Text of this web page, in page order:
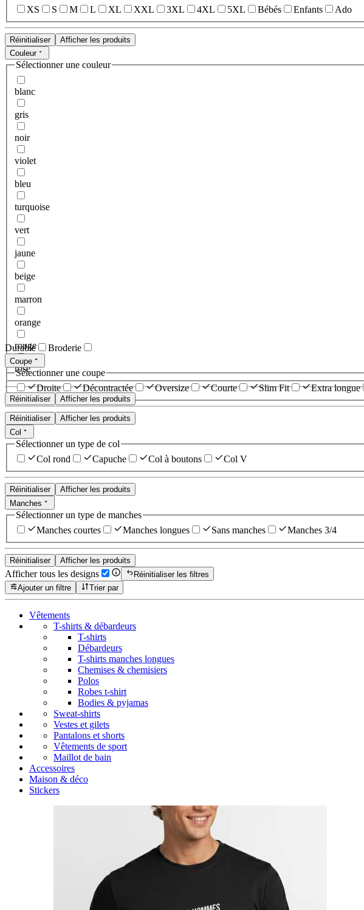
XS
S M L XL XXL 3XL 4XL 5XL Bébés Enfants Ado
Réinitialiser
Afficher les produits
Couleur
Sélectionner une couleur
blanc
gris
noir
violet
bleu
turquoise
vert
jaune
beige
marron
orange
rouge
rose
Réinitialiser Afficher les produits
Durable Broderie
Coupe
Sélectionner une coupe
Droite
Décontractée Oversize Courte Slim Fit Extra longue
Réinitialiser
Afficher les produits
Col
Sélectionner un type de col
Col rond
Capuche Col à boutons Col V
Réinitialiser
Afficher les produits
Manches
Sélectionner un type de manches
Manches courtes
Manches longues Sans manches Manches 3/4
Réinitialiser Afficher les produits
Afficher tous les designs
Réinitialiser les filtres
Ajouter un filtre
Trier par
Vêtements
T-shirts & débardeurs
T-shirts
Débardeurs
T-shirts manches longues
Chemises & chemisiers
Polos
Robes t-shirt
Bodies & pyjamas
Sweat-shirts
Vestes et gilets
Pantalons et shorts
Vêtements de sport
Maillot de bain
Accessoires
Maison & déco
Stickers